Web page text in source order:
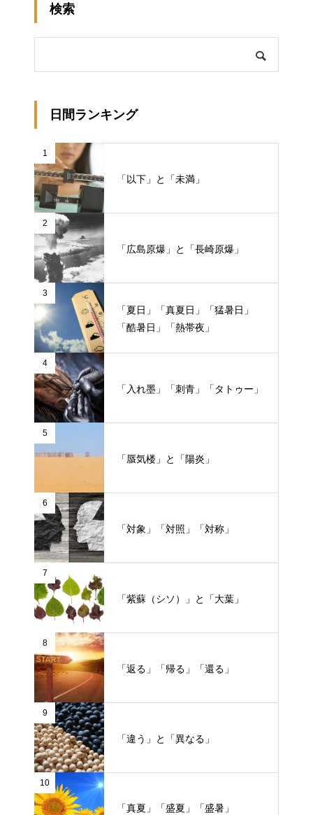
検索
日間ランキング
1
「以下」と「未満」
2
「広島原爆」と「長崎原爆」
3
「夏日」「真夏日」「猛暑日」
「酷暑日」「熱帯夜」
4
「入れ墨」「刺青」「タトゥー」
5
「蜃気楼」と「陽炎」
6
「対象」「対照」「対称」
7
「紫蘇（シソ）」と「大葉」
8
「返る」「帰る」「還る」
9
「違う」と「異なる」
10
「真夏」「盛夏」「盛暑」